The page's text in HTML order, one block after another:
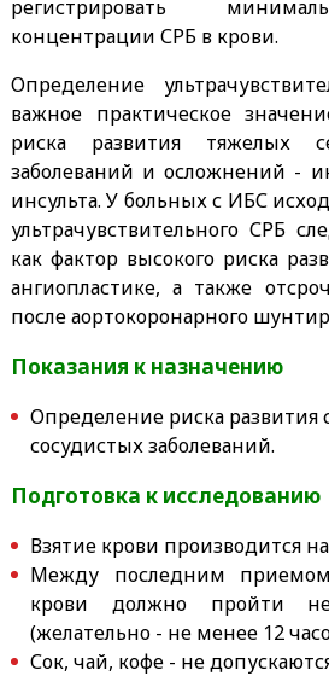
регистрировать
концентрации СРБ в крови.
Определение
важное практическое
риска развития тяжелых
заболеваний и осложнений -
инсульта. У больных с ИБС
ультрачувствительного СРБ
как фактор высокого риска
ангиопластике, а также
после аортокоронарного
Показания к назначению
Определение риска развития
сосудистых заболеваний.
Подготовка к исследованию
Взятие крови производится
Между последним
крови должно пройти
(желательно - не менее 12
Сок, чай, кофе - не